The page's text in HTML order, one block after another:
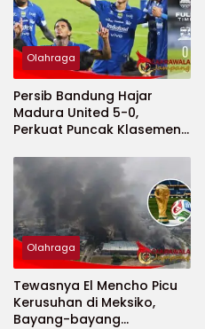
Olahraga
Persib Bandung Hajar
Madura United 5-0,
Perkuat Puncak Klasemen
Olahraga
Tewasnya El Mencho Picu
Kerusuhan di Meksiko,
Bayang-bayang